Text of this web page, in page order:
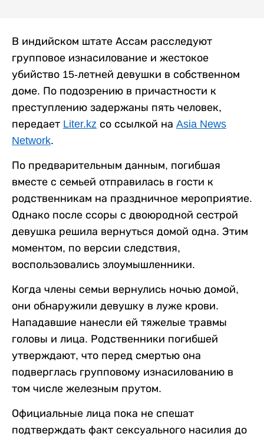
В индийском штате Ассам расследуют
групповое изнасилование и жестокое
убийство 15-летней девушки в собственном
доме. По подозрению в причастности к
преступлению задержаны пять человек,
передает Liter.kz со ссылкой на Asia News
Network.
По предварительным данным, погибшая
вместе с семьей отправилась в гости к
родственникам на праздничное мероприятие.
Однако после ссоры с двоюродной сестрой
девушка решила вернуться домой одна. Этим
моментом, по версии следствия,
воспользовались злоумышленники.
Когда члены семьи вернулись ночью домой,
они обнаружили девушку в луже крови.
Нападавшие нанесли ей тяжелые травмы
головы и лица. Родственники погибшей
утверждают, что перед смертью она
подверглась групповому изнасилованию в
том числе железным прутом.
Официальные лица пока не спешат
подтверждать факт сексуального насилия до